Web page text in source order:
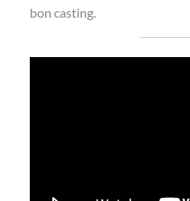
bon casting.